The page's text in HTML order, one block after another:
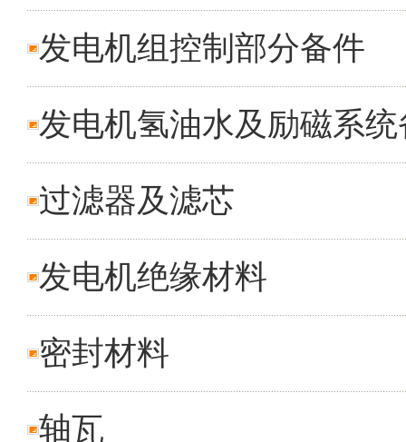
发电机组控制部分备件
发电机氢油水及励磁系统
过滤器及滤芯
发电机绝缘材料
密封材料
轴瓦